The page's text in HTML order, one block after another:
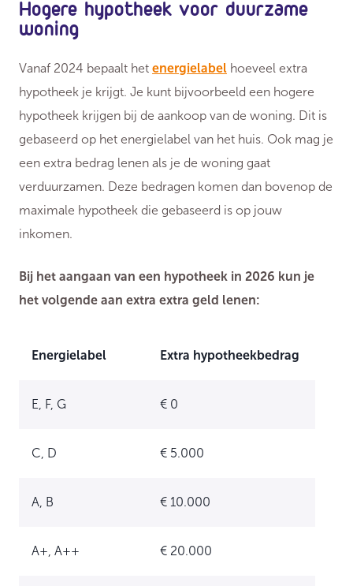
Hogere hypotheek voor duurzame
woning
Vanaf 2024 bepaalt het energielabel hoeveel extra
hypotheek je krijgt. Je kunt bijvoorbeeld een hogere
hypotheek krijgen bij de aankoop van de woning. Dit is
gebaseerd op het energielabel van het huis. Ook mag je
een extra bedrag lenen als je de woning gaat
verduurzamen. Deze bedragen komen dan bovenop de
maximale hypotheek die gebaseerd is op jouw
inkomen.
Bij het aangaan van een hypotheek in 2026 kun je
het volgende aan extra extra geld lenen:
Energielabel Extra hypotheekbedrag
E, F, G € 0
C, D € 5.000
A, B € 10.000
A+, A++ € 20.000